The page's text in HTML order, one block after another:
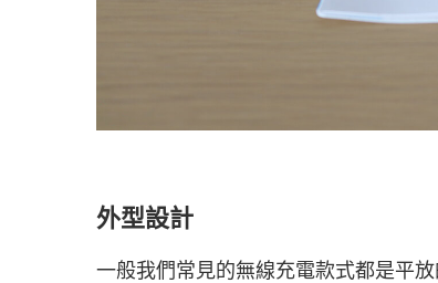
外型設計
一般我們常見的無線充電款式都是平